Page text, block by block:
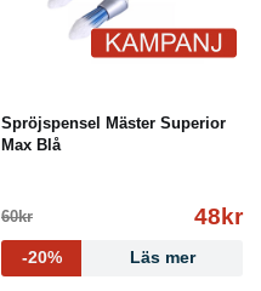
Spröjspensel Mäster Superior
Max Blå
60kr 48kr
-20% Läs mer